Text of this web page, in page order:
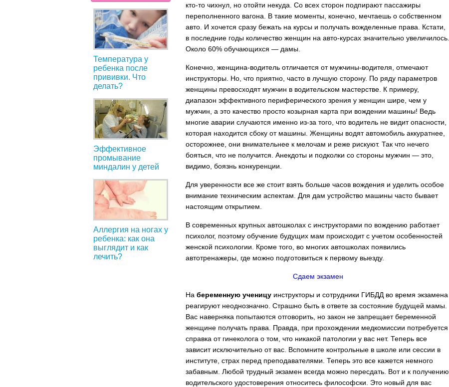
кто-то чихнул, но отойти некуда. Со всех сторон подпирают пассажиры
переполненного вагона. В такие моменты, конечно, мечтаешь о собственном
авто. И хочется сразу бежать на курсы и получать вожделенные права. Кстати,
в последние годы количество женщин на авто-курсах значительно увеличилось.
Около 60% обучающихся — дамы.
Конечно, женщина-водитель отличается от мужчины-водителя, отмечают
инструкторы. Но, что приятно, часто в лучшую сторону. По ряду параметров
женщины превосходят мужчин в водительском мастерстве. К примеру,
диапазон эффективного периферического зрения у женщин шире, чем у
мужчин, а это качество просто козырная карта при вождении машины! Ведь
многие аварии случаются именно из-за того, что водитель не видит опасности,
которая находится сбоку от машины. Женщины водят автомобиль аккуратнее,
осторожнее, они внимательнее к мелочам и реже рискуют. Так что нечего
бояться, что не получится. Анекдоты и подколки со стороны мужчин — это,
видимо, боязнь конкуренции.
Для уверенности все же стоит взять больше часов вождения и уделить особое
внимание техническим аспектам. Для дам устройство машины часто бывает
настоящим открытием.
В современных крупных автошколах с инструкторами по вождению работает
психолог, поэтому обучение будущих мам происходит с учетом особенностей
женской психологии. Кроме того, во многих автошколах появились
автотренажеры, где можно подготовиться к первому выезду.
Сдаем экзамен
Набеременную ученицу инструкторы и сотрудники ГИБДД во время экзамена
реагируют неоднозначно. Страшно быть в ответе за состояние будущей мамы.
Вас наверняка попытаются отговорить, но закон не запрещает беременной
женщине получать права. Правда, при прохождении медкомиссии потребуется
справка от гинеколога о том, что никакой патологии у вас нет. Теперь все
зависит исключительно от вас. Вспомните контрольные в школе или сессии в
институте, страх перед преподавателями. Теперь это все кажется немного
забавным. Любой трудный экзамен всегда можно пересдать. Вот и к получению
водительского удостоверения относитесь философски. Это новый для вас
Температура у
ребенка после
прививки. Что
делать?
Эффективное
промывание
миндалин у детей
Аллергия на ногах у
ребенка: как она
выглядит и как
лечить?